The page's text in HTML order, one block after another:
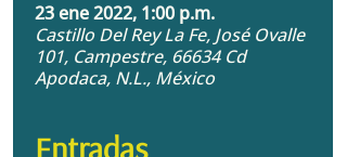
23 ene 2022, 1:00 p.m.
Castillo Del Rey La Fe, José Ovalle
101, Campestre, 66634 Cd
Apodaca, N.L., México
Entradas